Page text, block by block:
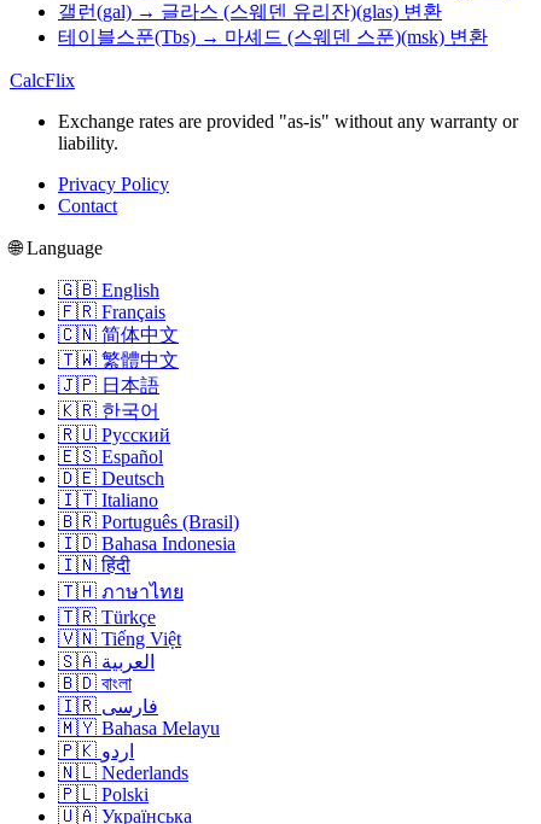
갤런(gal) → 글라스 (스웨덴 유리잔)(glas) 변환
테이블스푼(Tbs) → 마셰드 (스웨덴 스푼)(msk) 변환
CalcFlix
Exchange rates are provided "as-is" without any warranty or
liability.
Privacy Policy
Contact
🌐 Language
🇬🇧 English
🇫🇷 Français
🇨🇳 简体中文
🇹🇼 繁體中文
🇯🇵 日本語
🇰🇷 한국어
🇷🇺 Русский
🇪🇸 Español
🇩🇪 Deutsch
🇮🇹 Italiano
🇧🇷 Português (Brasil)
🇮🇩 Bahasa Indonesia
🇮🇳 हिंदी
🇹🇭 ภาษาไทย
🇹🇷 Türkçe
🇻🇳 Tiếng Việt
🇸🇦 العربية
🇧🇩 বাংলা
🇮🇷 فارسی
🇲🇾 Bahasa Melayu
🇵🇰 اردو
🇳🇱 Nederlands
🇵🇱 Polski
🇺🇦 Українська